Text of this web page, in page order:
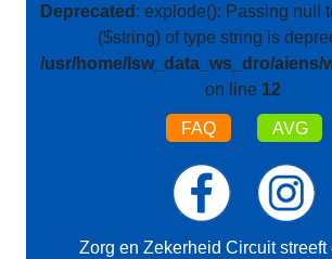
Deprecated : explode(): Passing null
($string) of type string is
/usr/home/lsw_data_ws_dro/
on line 12
FAQ AVG
Zorg en Zekerheid Circuit streeft